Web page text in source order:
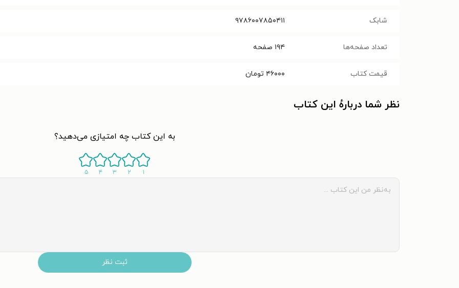
شابک ۹۷۸۶۰۰۷۸۵۰۴۱۱
تعداد صفحه‌ها ۱۹۴ صفحه
قیمت کتاب ۴۶۰۰۰ تومان
نظر شما دربارهٔ این کتاب
به این کتاب چه امتیازی می‌دهید؟
۱ ۲ ۳ ۴ ۵
ثبت نظر